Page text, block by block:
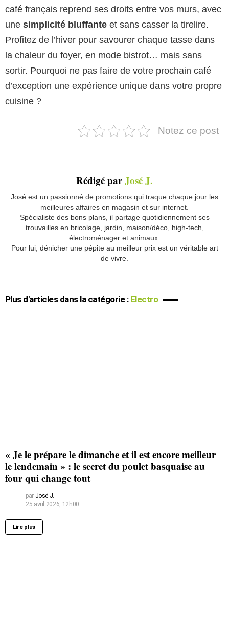
café français reprend ses droits entre vos murs, avec
une simplicité bluffante et sans casser la tirelire.
Profitez de l’hiver pour savourer chaque tasse dans
la chaleur du foyer, en mode bistrot… mais sans
sortir. Pourquoi ne pas faire de votre prochain café
d’exception une expérience unique dans votre propre
cuisine ?
Notez ce post
Rédigé parJosé J.
José est un passionné de promotions qui traque chaque jour les
meilleures affaires en magasin et sur internet.
Spécialiste des bons plans, il partage quotidiennement ses
trouvailles en bricolage, jardin, maison/déco, high-tech,
électroménager et animaux.
Pour lui, dénicher une pépite au meilleur prix est un véritable art
de vivre.
Plus d'articles dans la catégorie : Electro
« Je le prépare le dimanche et il est encore meilleur
le lendemain » : le secret du poulet basquaise au
four qui change tout
par José J.
25 avril 2026, 12h00
Lire plus